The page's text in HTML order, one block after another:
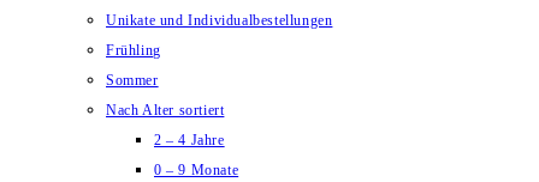
Unikate und Individualbestellungen
Frühling
Sommer
Nach Alter sortiert
2 – 4 Jahre
0 – 9 Monate